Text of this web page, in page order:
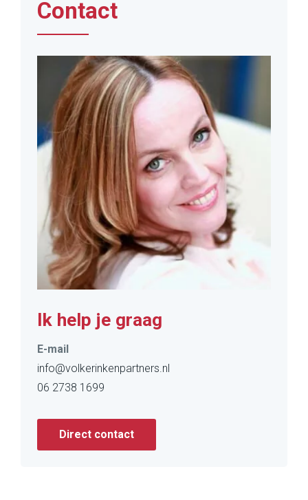
Contact
Ik help je graag
E-mail
info@volkerinkenpartners.nl
06 2738 1699
Direct contact